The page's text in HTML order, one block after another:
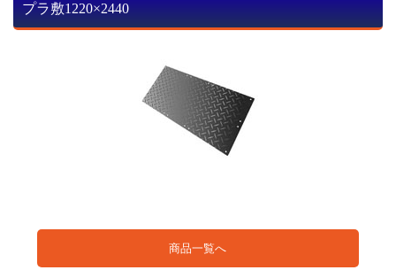
プラ敷1220×2440
商品一覧へ